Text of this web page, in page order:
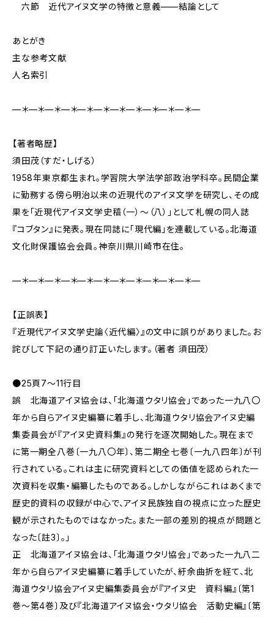
六節 近代アイヌ文学の特徴と意義——結論として
あとがき
主な参考文献
人名索引
—＊—＊—＊—＊—＊—＊—＊—＊—＊—＊—＊—
【著者略歴】
須田茂（すだ・しげる）
1958年東京都生まれ。学習院大学法学部政治学科卒。民間企業
に勤務する傍ら明治以来の近現代のアイヌ文学を研究し、その成
果を「近現代アイヌ文学史稿（一）～（八）」として札幌の同人誌
『コブタン』に発表。現在同誌に「現代編」を連載している。北海道
文化財保護協会会員。神奈川県川崎市在住。
—＊—＊—＊—＊—＊—＊—＊—＊—＊—＊—＊—
【正誤表】
『近現代アイヌ文学史論〈近代編〉』の文中に誤りがありました。お
詫びして下記の通り訂正いたします。（著者 須田茂）
●25頁7～11行目
誤 北海道アイヌ協会は、「北海道ウタリ協会」であった一九八〇
年から自らアイヌ史編纂に着手し、北海道ウタリ協会アイヌ史編
集委員会が『アイヌ史資料集』の発行を逐次開始した。現在まで
に第一期全八巻〔一九八〇年〕、第二期全七巻〔一九八四年〕が刊
行されている。これは主に研究資料としての価値を認められた一
次資料を収集・編纂したものである。しかしながらこれはあくまで
歴史的資料の収録が中心で、アイヌ民族独自の視点に立った歴史
観が示されたものではなかった。また一部の差別的視点が問題と
なった〔註3〕。」
正 北海道アイヌ協会は、「北海道ウタリ協会」であった一九八二
年から自らアイヌ史編纂に着手していたが、紆余曲折を経て、北
海道ウタリ協会アイヌ史編集委員会が『アイヌ史 資料編』〔第1
巻～第4巻〕及び『北海道アイヌ協会・ウタリ協会 活動史編』〔第